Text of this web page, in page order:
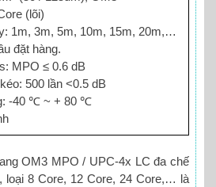
(lõi)
1m, 3m, 5m, 10m, 15m, 20m,…
đặt hàng.
MPO ≤ 0.6 dB
500 lần <0.5 dB
-40 ℃ ~ + 80 ℃
OM3 MPO / UPC-4x LC đa chế
loại 8 Core, 12 Core, 24 Core,… là